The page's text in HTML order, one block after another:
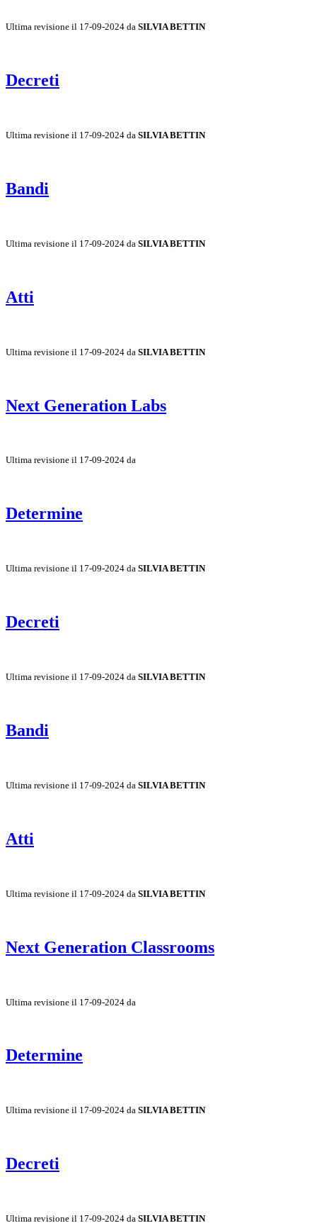
Ultima revisione il 17-09-2024 da SILVIA BETTIN
Decreti
Ultima revisione il 17-09-2024 da SILVIA BETTIN
Bandi
Ultima revisione il 17-09-2024 da SILVIA BETTIN
Atti
Ultima revisione il 17-09-2024 da SILVIA BETTIN
Next Generation Labs
Ultima revisione il 17-09-2024 da
Determine
Ultima revisione il 17-09-2024 da SILVIA BETTIN
Decreti
Ultima revisione il 17-09-2024 da SILVIA BETTIN
Bandi
Ultima revisione il 17-09-2024 da SILVIA BETTIN
Atti
Ultima revisione il 17-09-2024 da SILVIA BETTIN
Next Generation Classrooms
Ultima revisione il 17-09-2024 da
Determine
Ultima revisione il 17-09-2024 da SILVIA BETTIN
Decreti
Ultima revisione il 17-09-2024 da SILVIA BETTIN